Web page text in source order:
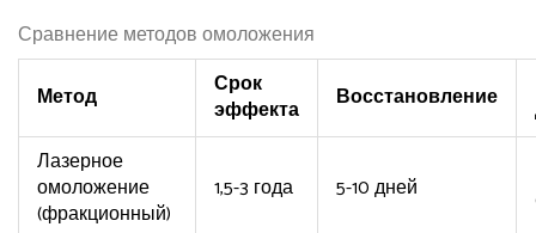
Сравнение методов омоложения
Метод
Срок
эффекта
Восстановление
Лазерное
омоложение
(фракционный)
1,5-3 года 5-10 дней